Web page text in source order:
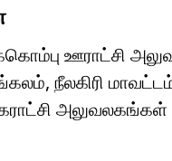
ஊராட்சி
நீலகிரி
அலுவலகங்கள்